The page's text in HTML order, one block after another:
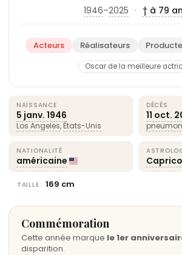
1946–2025 · † à 79
Acteurs Réalisateurs
Oscar de la meilleure
NAISSANCE
5 janv. 1946
Los Angeles, États-Unis
DÉCÈS
11 oct.
NATIONALITÉ
américaine
TAILLE 169 cm
Commémoration
Cette année marque le 1er
disparition.